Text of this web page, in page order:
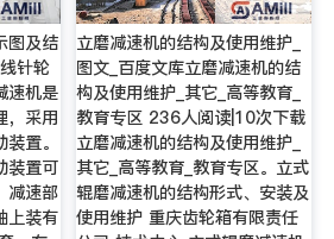
图及结
针轮
速机是
，采用
置。
装置可
减速部
上装有
立磨减速机的结构及使用维护_
图文_百度文库立磨减速机的结
构及使用维护_其它_高等教育_
教育专区 236人阅读|10次下载
立磨减速机的结构及使用维护_
其它_高等教育_教育专区。立式
辊磨减速机的结构形式、安装及
使用维护 重庆齿轮箱有限责任